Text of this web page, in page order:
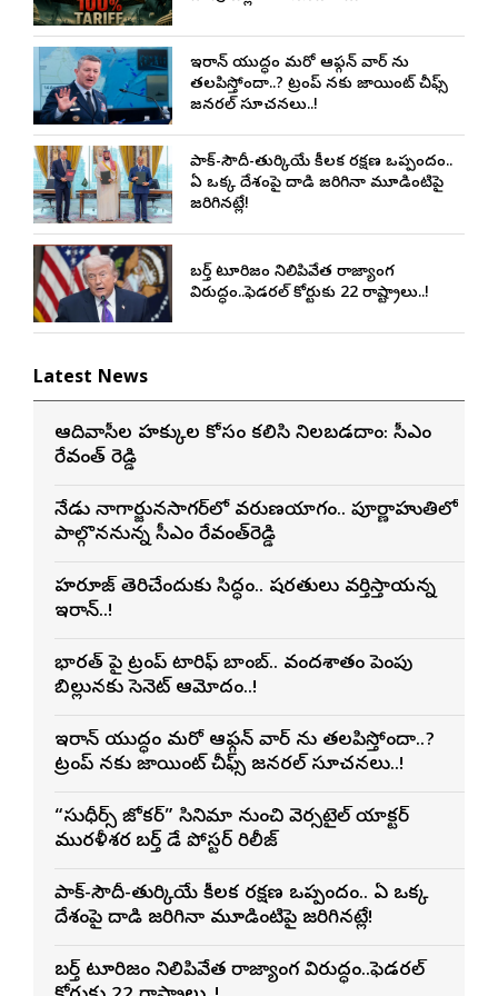
ఇరాన్ యుద్ధం మరో ఆఫ్గన్ వార్ ను
తలపిస్తోందా..? ట్రంప్ నకు జాయింట్ చీఫ్స్
జనరల్ సూచనలు..!
పాక్-సౌదీ-తుర్కియే కీలక రక్షణ ఒప్పందం..
ఏ ఒక్క దేశంపై దాడి జరిగినా మూడింటిపై
జరిగినట్లే!
బర్త్ టూరిజం నిలిపివేత రాజ్యాంగ
విరుద్ధం..ఫెడరల్ కోర్టుకు 22 రాష్ట్రాలు..!
Latest News
ఆదివాసీల హక్కుల కోసం కలిసి నిలబడదాం: సీఎం
రేవంత్ రెడ్డి
నేడు నాగార్జునసాగర్‌లో వరుణయాగం.. పూర్ణాహుతిలో
పాల్గొననున్న సీఎం రేవంత్‌రెడ్డి
హర్మూజ్ తెరిచేందుకు సిద్ధం.. షరతులు వర్తిస్తాయన్న
ఇరాన్..!
భారత్ పై ట్రంప్ టారిఫ్ బాంబ్.. వందశాతం పెంపు
బిల్లునకు సెనెట్ ఆమోదం..!
ఇరాన్ యుద్ధం మరో ఆఫ్గన్ వార్ ను తలపిస్తోందా..?
ట్రంప్ నకు జాయింట్ చీఫ్స్ జనరల్ సూచనలు..!
“సుధీర్స్ జోకర్” సినిమా నుంచి వెర్సటైల్ యాక్టర్
మురళీశర్మ బర్త్ డే పోస్టర్ రిలీజ్
పాక్-సౌదీ-తుర్కియే కీలక రక్షణ ఒప్పందం.. ఏ ఒక్క
దేశంపై దాడి జరిగినా మూడింటిపై జరిగినట్లే!
బర్త్ టూరిజం నిలిపివేత రాజ్యాంగ విరుద్ధం..ఫెడరల్